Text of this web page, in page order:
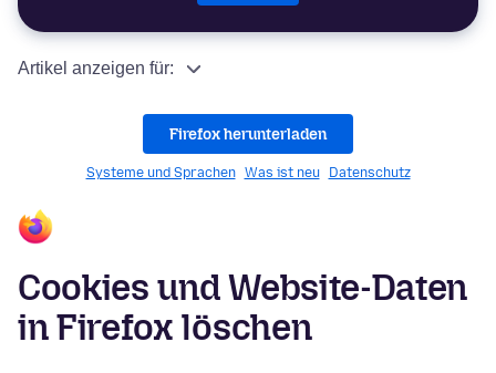
Artikel anzeigen für:
Firefox herunterladen
Systeme und Sprachen Was ist neu Datenschutz
Cookies und Website-Daten
in Firefox löschen